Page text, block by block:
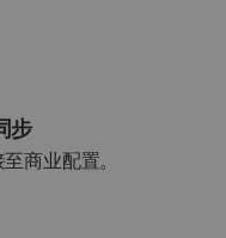
步
商业配置。